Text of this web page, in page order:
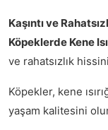
Kaşıntı ve
Köpeklerde Kene
ve rahatsızlık
Köpekler, kene
yaşam kalitesini